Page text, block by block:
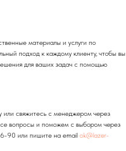
материалы и услуги по
подход к каждому клиенту, чтобы вы
для ваших задач с помощью
или свяжитесь с менеджером через
вопросы и поможем с выбором через
90 или пишите на email ok@lazer-